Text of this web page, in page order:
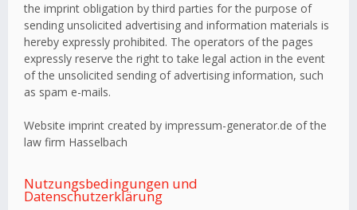
the imprint obligation by third parties for the purpose of
sending unsolicited advertising and information materials is
hereby expressly prohibited. The operators of the pages
expressly reserve the right to take legal action in the event
of the unsolicited sending of advertising information, such
as spam e-mails.
Website imprint created by impressum-generator.de of the
law firm Hasselbach
Nutzungsbedingungen und
Datenschutzerklärung